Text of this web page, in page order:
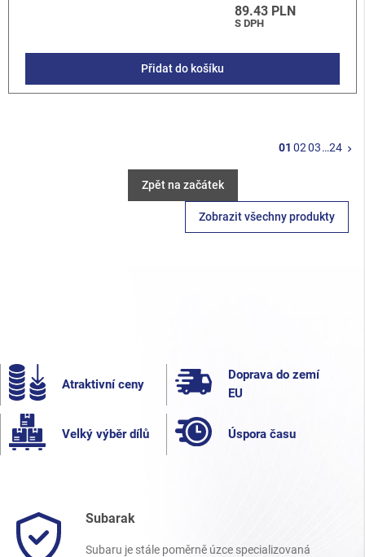
89.43 PLN
S DPH
Přidat do košíku
01 0203…24 keyboard_arrow_right
Zpět na začátek
Zobrazit všechny produkty
Atraktivní ceny
Doprava do zemí
EU
Velký výběr dílů Úspora času
Subarak
Subaru je stále poměrně úzce specializovaná